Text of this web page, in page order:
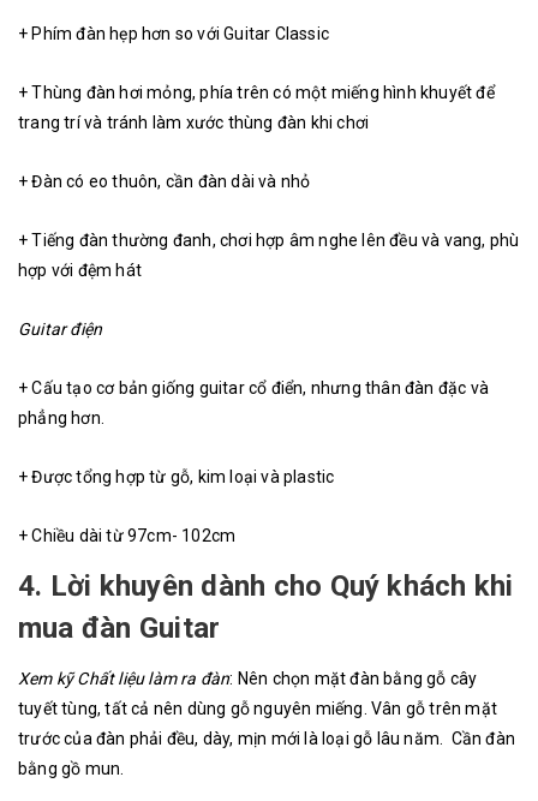
+ Phím đàn hẹp hơn so với Guitar Classic
+ Thùng đàn hơi mỏng, phía trên có một miếng hình khuyết để
trang trí và tránh làm xước thùng đàn khi chơi
+ Đàn có eo thuôn, cần đàn dài và nhỏ
+ Tiếng đàn thường đanh, chơi hợp âm nghe lên đều và vang, phù
hợp với đệm hát
Guitar điện
+ Cấu tạo cơ bản giống guitar cổ điển, nhưng thân đàn đặc và
phẳng hơn.
+ Được tổng hợp từ gỗ, kim loại và plastic
+ Chiều dài từ 97cm- 102cm
4. Lời khuyên dành cho Quý khách khi
mua đàn Guitar
Xem kỹ Chất liệu làm ra đàn: Nên chọn mặt đàn bằng gỗ cây
tuyết tùng, tất cả nên dùng gỗ nguyên miếng. Vân gỗ trên mặt
trước của đàn phải đều, dày, mịn mới là loại gỗ lâu năm. Cần đàn
bằng gồ mun.